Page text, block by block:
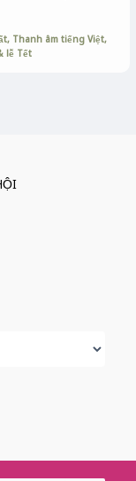
, Thanh âm tiếng Việt,
lễ Tết